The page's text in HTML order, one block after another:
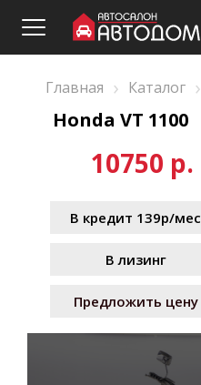
Главная › Каталог ›
Honda VT 1100
10750 р.
В кредит 139р/мес
В лизинг
Предложить цену